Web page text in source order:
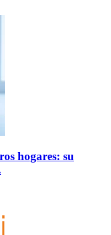
hogares: su